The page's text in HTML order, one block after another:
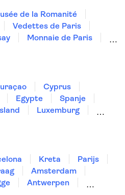
de la Romanité
Vedettes de Paris
Monnaie de Paris
Cyprus
Egypte
Spanje
Luxemburg
Kreta
Parijs
Amsterdam
Antwerpen